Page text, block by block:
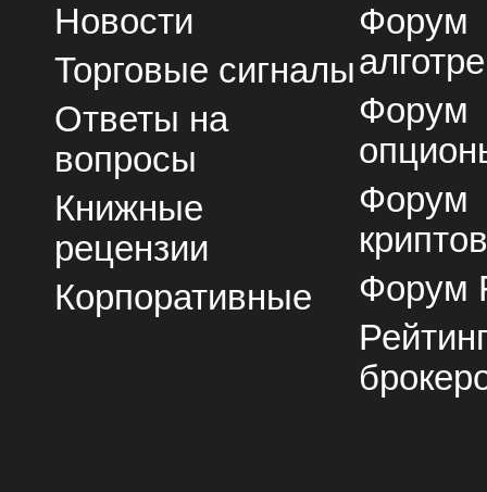
Новости
Торговые сигналы
Ответы на
вопросы
Книжные
рецензии
Корпоративные
Форум
Форум
Форум
Форум